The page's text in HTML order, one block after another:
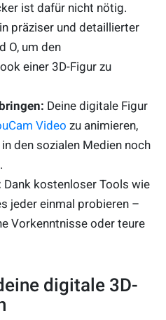
ist dafür nicht nötig.
präziser und detaillierter
O, um den
einer 3D-Figur zu
Deine digitale Figur
Video zu animieren,
den sozialen Medien noch
Dank kostenloser Tools wie
jeder einmal probieren –
Vorkenntnisse oder teure
digitale 3D-